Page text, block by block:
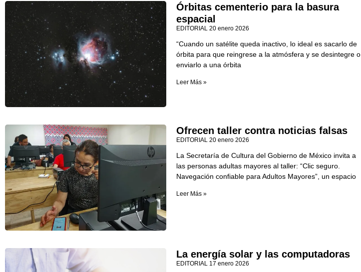
Órbitas cementerio para la basura
espacial
EDITORIAL 20 enero 2026
“Cuando un satélite queda inactivo, lo ideal es sacarlo de
órbita para que reingrese a la atmósfera y se desintegre o
enviarlo a una órbita
Leer Más »
Ofrecen taller contra noticias falsas
EDITORIAL 20 enero 2026
La Secretaría de Cultura del Gobierno de México invita a
las personas adultas mayores al taller: “Clic seguro.
Navegación confiable para Adultos Mayores”, un espacio
Leer Más »
La energía solar y las computadoras
EDITORIAL 17 enero 2026